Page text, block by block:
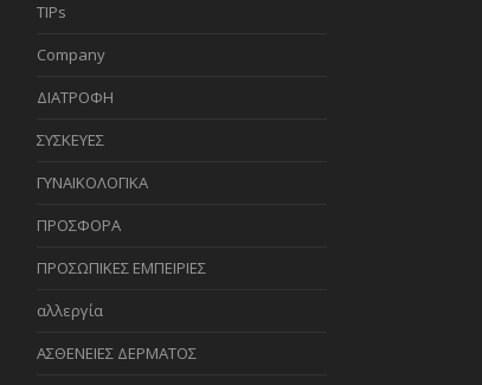
TIPs
Company
ΔΙΑΤΡΟΦΗ
ΣΥΣΚΕΥΕΣ
ΓΥΝΑΙΚΟΛΟΓΙΚΑ
ΠΡΟΣΦΟΡΑ
ΠΡΟΣΩΠΙΚΕΣ ΕΜΠΕΙΡΙΕΣ
αλλεργία
ΑΣΘΕΝΕΙΕΣ ΔΕΡΜΑΤΟΣ